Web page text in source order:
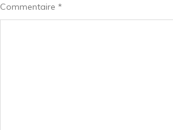
Commentaire *